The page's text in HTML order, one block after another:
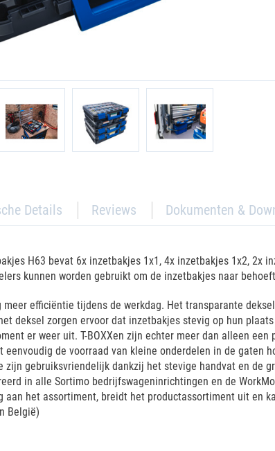
Details Reviews Dokumenten &
H63 bevat 6x inzetbakjes 1x1, 4x inzetbakjes 1x2,
kunnen worden gebruikt om de inzetbakjes naar
meer efficiëntie tijdens de werkdag. Het transparante
deksel zorgen ervoor dat inzetbakjes stevig op hun
er weer uit. T-BOXXen zijn echter meer dan alleen
de voorraad van kleine onderdelen in de gaten
gebruiksvriendelijk dankzij het stevige handvat en de
in alle Sortimo bedrijfswageninrichtingen en de
aan het assortiment, breidt het productassortiment uit
België)